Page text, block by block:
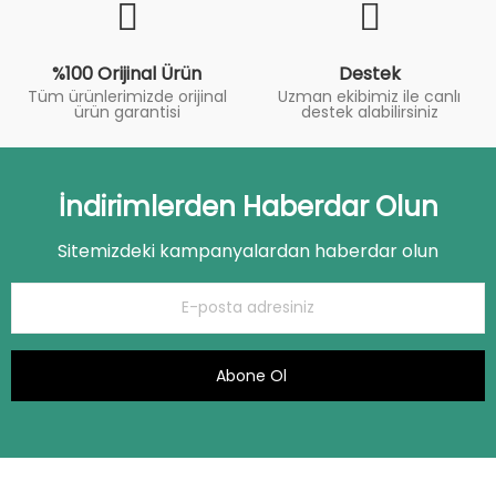
%100 Orijinal Ürün
Tüm ürünlerimizde orijinal
ürün garantisi
Destek
Uzman ekibimiz ile canlı
destek alabilirsiniz
İndirimlerden Haberdar Olun
Sitemizdeki kampanyalardan haberdar olun
Abone Ol